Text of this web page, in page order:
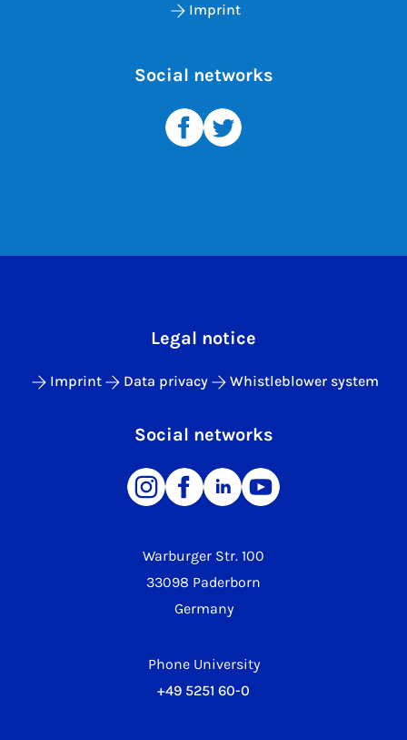
Imprint
Social networks
Warburger Str. 100
33098 Paderborn
Germany
Phone University
+49 5251 60-0
Legal notice
Imprint Data privacy Whistleblower system
Social networks